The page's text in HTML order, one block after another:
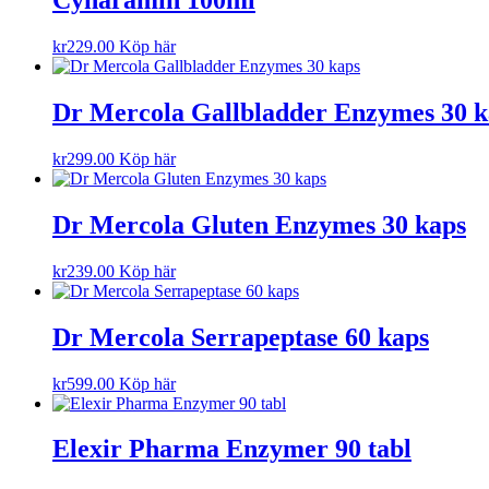
kr229.00 Köp här
Dr Mercola Gallbladder Enzymes 30
kr299.00 Köp här
Dr Mercola Gluten Enzymes 30 kaps
kr239.00 Köp här
Dr Mercola Serrapeptase 60 kaps
kr599.00 Köp här
Elexir Pharma Enzymer 90 tabl